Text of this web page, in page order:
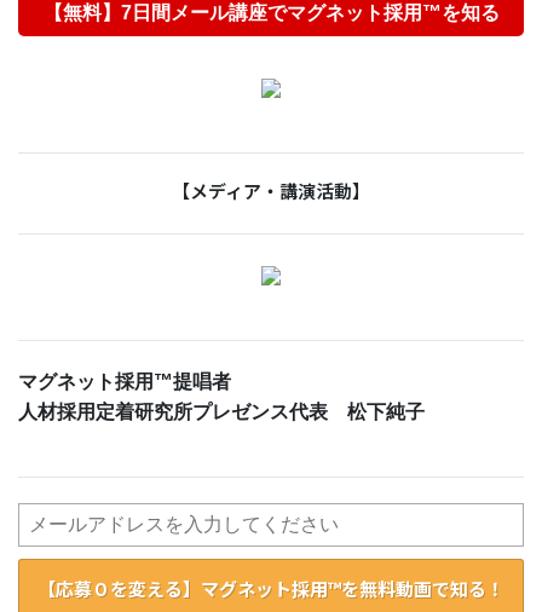
【無料】7日間メール講座でマグネット採用™を知る
【メディア・講演活動】
マグネット採用™提唱者
人材採用定着研究所プレゼンス代表 松下純子
【応募０を変える】マグネット採用™を無料動画で知る！